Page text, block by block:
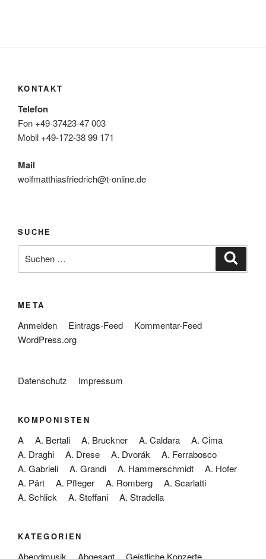
KONTAKT
Telefon
Fon +49-37423-47 003
Mobil +49-172-38 99 171
Mail
wolfmatthiasfriedrich@t-online.de
SUCHE
nach:
META
Anmelden Eintrags-Feed
Kommentar-Feed
WordPress.org
Datenschutz Impressum
KOMPONISTEN
A A. Bertali A. Bruckner A. Caldara
A. Cima
A. Draghi
A. Drese A. Dvorák
A. Ferrabosco
A. Gabrieli
A. Grandi A. Hammerschmidt
A. Hofer
A. Pärt
A. Pfleger A. Romberg
A. Scarlatti
A. Schlick
A. Steffani A. Stradella
KATEGORIEN
Abendmusik Abgesagt Geistliche Konzerte